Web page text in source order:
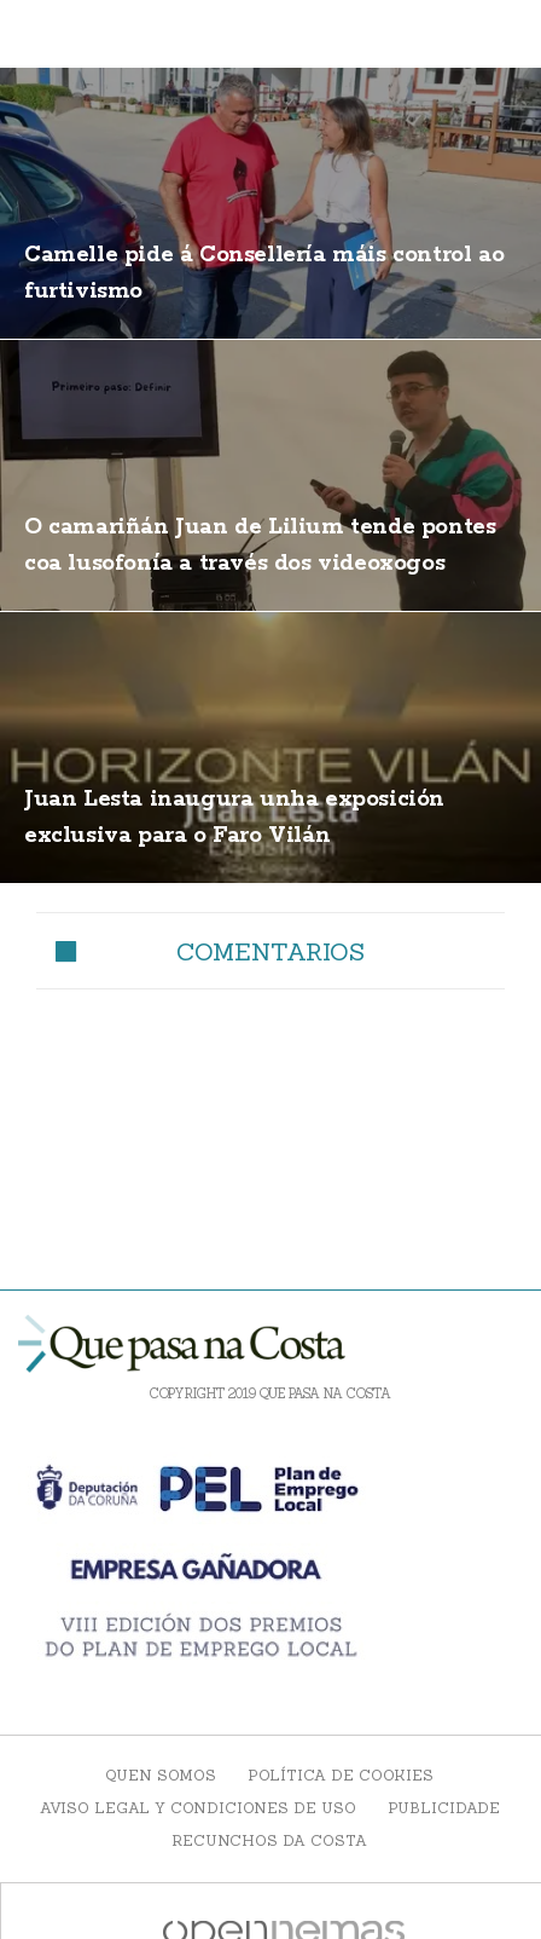
Camelle pide á Consellería máis control ao
furtivismo
O camariñán Juan de Lilium tende pontes
coa lusofonía a través dos videoxogos
Juan Lesta inaugura unha exposición
exclusiva para o Faro Vilán
COMENTARIOS
COPYRIGHT 2019 QUE PASA NA COSTA
QUEN SOMOS
POLÍTICA DE COOKIES
AVISO LEGAL Y CONDICIONES DE USO
PUBLICIDADE
RECUNCHOS DA COSTA